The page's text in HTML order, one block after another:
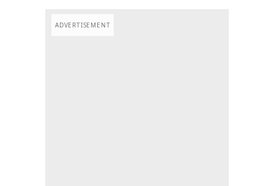
ADVERTISEMENT